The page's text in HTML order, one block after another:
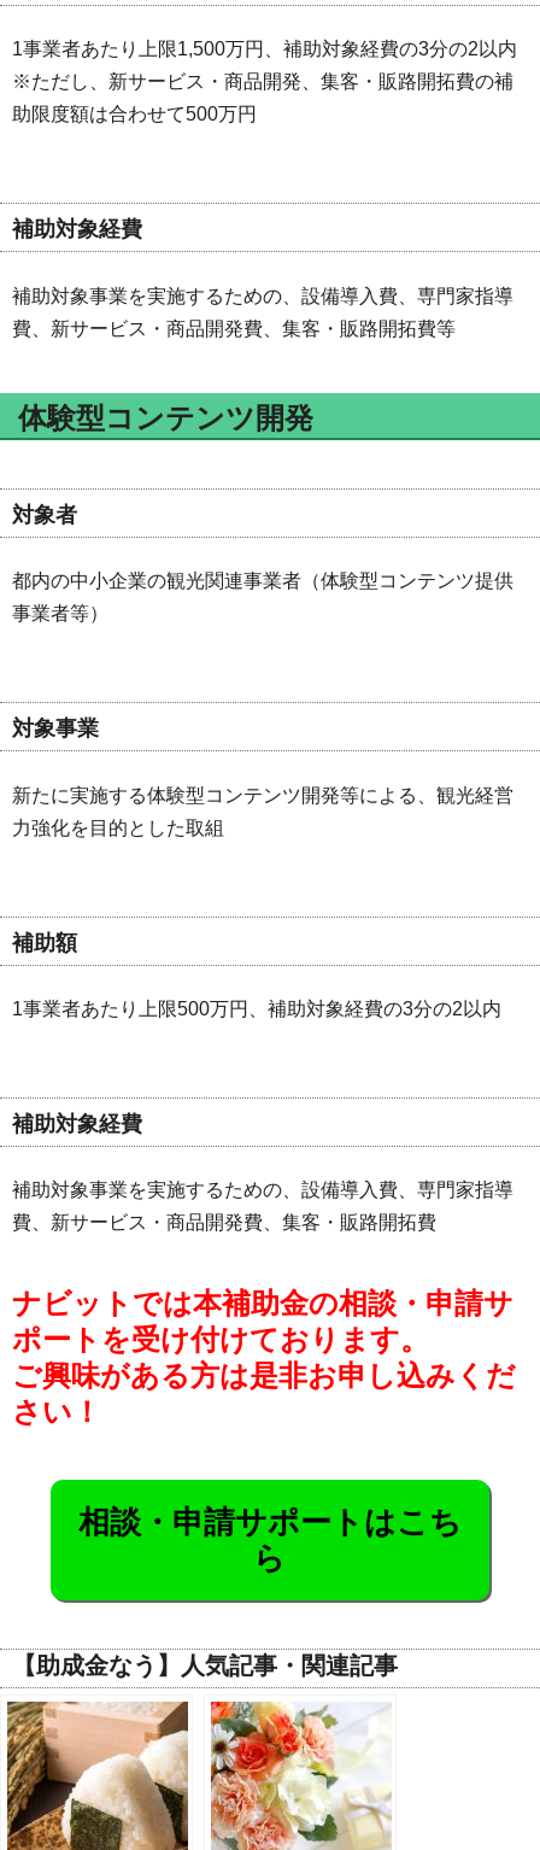
1事業者あたり上限1,500万円、補助対象経費の3分の2以内
※ただし、新サービス・商品開発、集客・販路開拓費の補
助限度額は合わせて500万円
補助対象経費
補助対象事業を実施するための、設備導入費、専門家指導
費、新サービス・商品開発費、集客・販路開拓費等
体験型コンテンツ開発
対象者
都内の中小企業の観光関連事業者（体験型コンテンツ提供
事業者等）
対象事業
新たに実施する体験型コンテンツ開発等による、観光経営
力強化を目的とした取組
補助額
1事業者あたり上限500万円、補助対象経費の3分の2以内
補助対象経費
補助対象事業を実施するための、設備導入費、専門家指導
費、新サービス・商品開発費、集客・販路開拓費
ナビットでは本補助金の相談・申請サ
ポートを受け付けております。
ご興味がある方は是非お申し込みくだ
さい！
相談・申請サポートはこち
ら
【助成金なう】人気記事・関連記事